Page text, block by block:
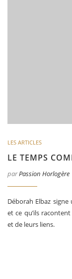
LES ARTICLES
LE TEMPS
parPassion Horlogère
Déborah Elbaz
et ce qu’ils
et de leurs liens.